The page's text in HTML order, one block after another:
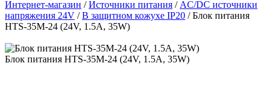
Интернет-магазин /Источники питания / AC/DC источники
напряжения 24V /В защитном кожухе IP20 / Блок питания
HTS-35M-24 (24V, 1.5A, 35W)
Блок питания HTS-35M-24 (24V, 1.5A, 35W)